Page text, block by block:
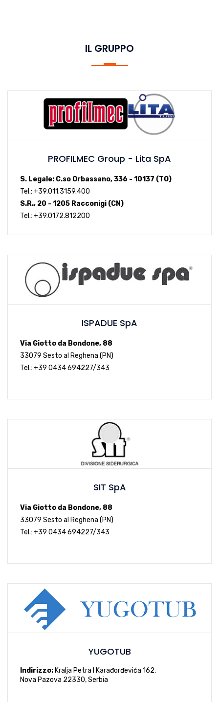
IL GRUPPO
PROFILMEC Group - Lita SpA
S. Legale: C.so Orbassano, 336 - 10137 (TO)
Tel.: +39.011.3159.400
S.R., 20 - 1205 Racconigi (CN)
Tel.: +39.0172.812200
ISPADUE SpA
Via Giotto da Bondone, 88
33079 Sesto al Reghena (PN)
Tel.: +39 0434 694227/343
SIT SpA
Via Giotto da Bondone, 88
33079 Sesto al Reghena (PN)
Tel.: +39 0434 694227/343
YUGOTUB
Indirizzo: Kralja Petra I Karađorđevića 162,
Nova Pazova 22330, Serbia